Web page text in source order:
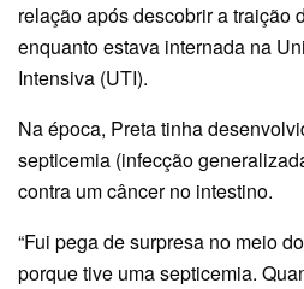
relação após descobrir a traição
enquanto estava internada na
Intensiva (UTI).
Na época, Preta tinha
septicemia (infecção
contra um câncer no intestino.
“Fui pega de surpresa no meio
porque tive uma septicemia.